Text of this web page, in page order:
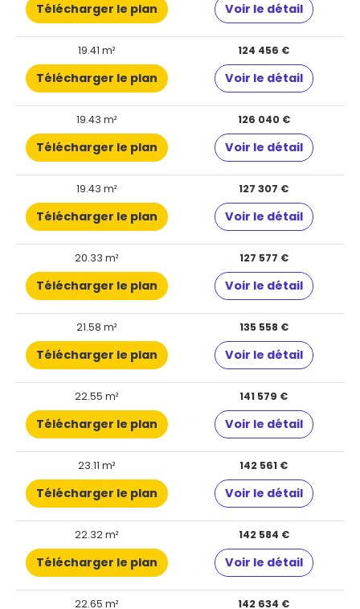
Télécharger le plan Voir le détail
19.41 m² 124 456 €
Télécharger le plan Voir le détail
19.43 m² 126 040 €
Télécharger le plan Voir le détail
19.43 m² 127 307 €
Télécharger le plan Voir le détail
20.33 m² 127 577 €
Télécharger le plan Voir le détail
21.58 m² 135 558 €
Télécharger le plan Voir le détail
22.55 m² 141 579 €
Télécharger le plan Voir le détail
23.11 m² 142 561 €
Télécharger le plan Voir le détail
22.32 m² 142 584 €
Télécharger le plan Voir le détail
22.65 m² 142 634 €